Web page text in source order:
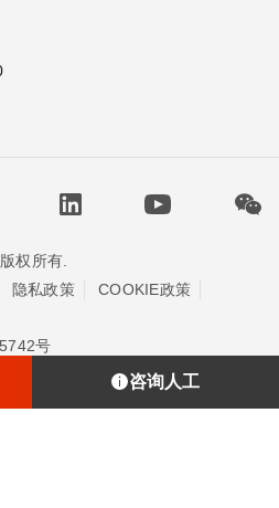
咨询人工
权所有.
隐私政策
COOKIE政策
号
公司
沪ICP备20013748号-2